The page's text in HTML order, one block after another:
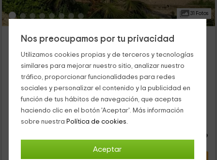
Nos preocupamos por tu privacidad
Utilizamos cookies propias y de terceros y tecnologías
similares para mejorar nuestro sitio, analizar nuestro
tráfico, proporcionar funcionalidades para redes
sociales y personalizar el contenido y la publicidad en
función de tus hábitos de navegación, que aceptas
haciendo clic en el botón 'Aceptar'. Más información
sobre nuestra Política de cookies.
Aceptar
31 Fotos
Mas El Ventós
El Catllar, Tarragona
0 opiniones
Alquiler íntegro
5 habitaciones
10 personas
2 baños
persona y noche